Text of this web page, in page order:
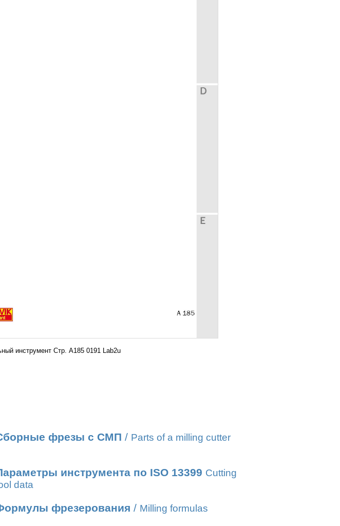
инструмент Стр. A185 0191 Lab2u
фрезы с СМП / Parts of a milling cutter
инструмента по ISO 13399 Cutting
data
фрезерования / Milling formulas